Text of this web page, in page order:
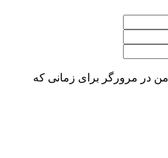
من در مرورگر برای زمانی که